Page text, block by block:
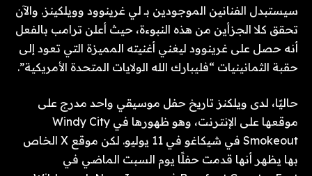
سيستبدل الفنانين الموجودين بـ لي غرينوود وويلكينز. والآن
تحقق كلا الجزأين من هذه النبوءة، حيث أعلن ترامب بالفعل
أنه حصل على غرينوود ليغني أغنيته المميزة التي تعود إلى
حقبة الثمانينيات “فليبارك الله الولايات المتحدة الأمريكية”.
حاليًا، لدى ويلكنز تاريخ حفل موسيقي واحد مدرج على
موقعها على الإنترنت، وهو ظهورها في Windy City
Smokeout في شيكاغو في 11 يوليو. لكن موقع X الخاص
بها يظهر أنها قدمت حفلًا يوم السبت الماضي في